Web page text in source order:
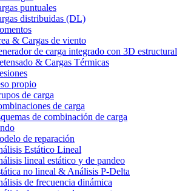
puntuales
distribuidas (DL)
& Cargas de viento
de carga integrado con 3D estructural
& Cargas Térmicas
propio
de carga
de carga
de combinación de carga
de reparación
Estático Lineal
lineal estático y de pandeo
no lineal & Análisis P-Delta
de frecuencia dinámica